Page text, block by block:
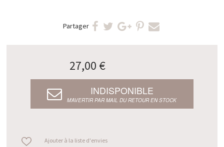
Partager
27,00 €
INDISPONIBLE
M’AVERTIR PAR MAIL DU RETOUR EN STOCK
Ajouter à la liste d'envies